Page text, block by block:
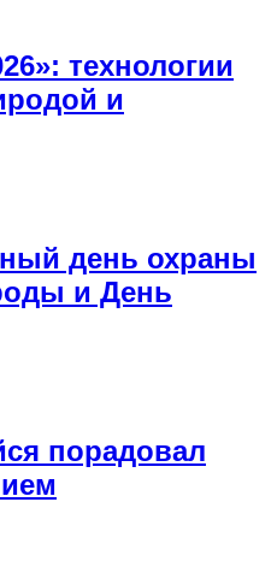
технологии
и
день охраны
и День
порадовал